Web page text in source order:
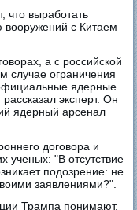
что выработать
вооружений с Китаем
а с российской
случае ограничения
ядерные
эксперт. Он
ядерный арсенал
договора и
ученых: "В отсутствие
подозрение: не
заявлениями?".
Трампа понимают,